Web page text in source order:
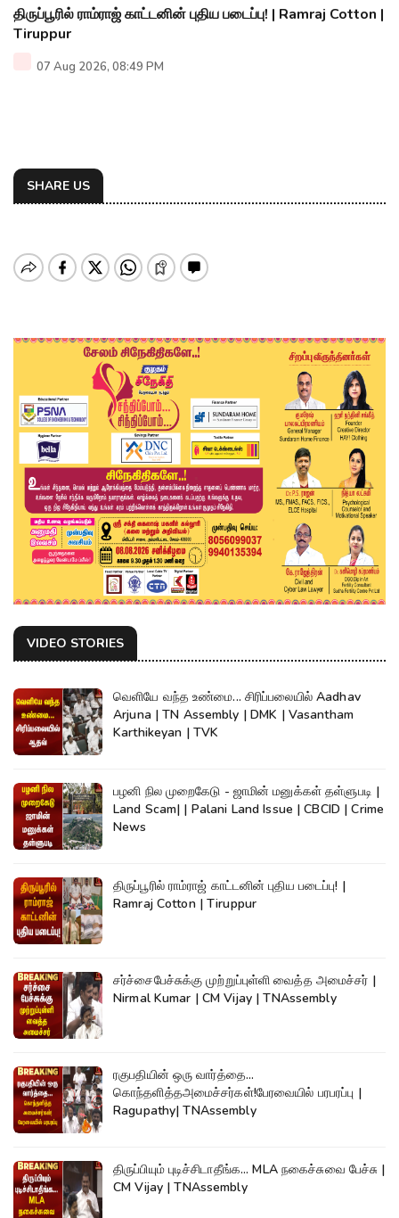
திருப்பூரில் ராம்ராஜ் காட்டனின் புதிய படைப்பு! | Ramraj Cotton |
Tiruppur
07 Aug 2026, 08:49 PM
SHARE US
VIDEO STORIES
வெளியே வந்த உண்மை... சிரிப்பலையில் Aadhav
Arjuna | TN Assembly | DMK | Vasantham
Karthikeyan | TVK
பழனி நில முறைகேடு - ஜாமின் மனுக்கள் தள்ளுபடி |
Land Scam| | Palani Land Issue | CBCID | Crime
News
திருப்பூரில் ராம்ராஜ் காட்டனின் புதிய படைப்பு! |
Ramraj Cotton | Tiruppur
சர்ச்சைபேச்சுக்கு முற்றுப்புள்ளி வைத்த அமைச்சர் |
Nirmal Kumar | CM Vijay | TNAssembly
ரகுபதியின் ஒரு வார்த்தை...
கொந்தளித்தஅமைச்சர்கள்!பேரவையில் பரபரப்பு |
Ragupathy| TNAssembly
திருப்பியும் புடிச்சிடாதீங்க... MLA நகைச்சுவை பேச்சு |
CM Vijay | TNAssembly